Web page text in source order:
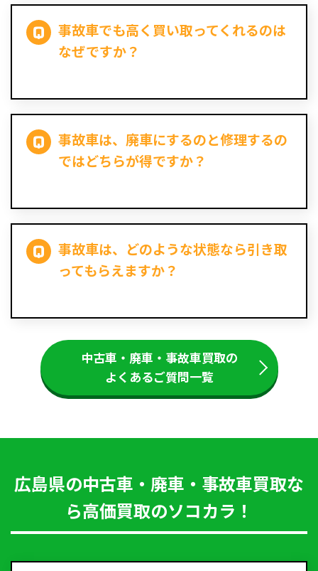
事故車でも高く買い取ってくれるのは
なぜですか？
事故車は、廃車にするのと修理するの
ではどちらが得ですか？
事故車は、どのような状態なら引き取
ってもらえますか？
中古車・廃車・事故車買取の
よくあるご質問一覧
広島県の中古車・廃車・事故車買取な
ら高価買取のソコカラ！